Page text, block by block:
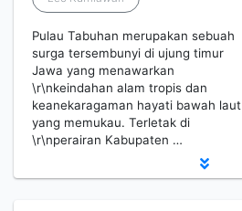
Pulau Tabuhan merupakan sebuah
surga tersembunyi di ujung timur
Jawa yang menawarkan
\r\nkeindahan alam tropis dan
keanekaragaman hayati bawah laut
yang memukau. Terletak di
\r\nperairan Kabupaten …